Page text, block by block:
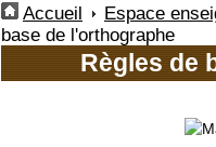
Accueil
Espace
base de l'orthographe
Règles de